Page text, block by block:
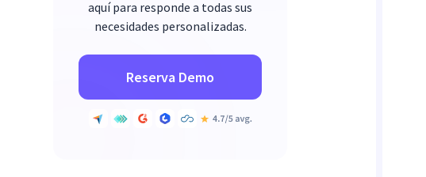
aquí para responde a todas sus
necesidades personalizadas.
Reserva Demo